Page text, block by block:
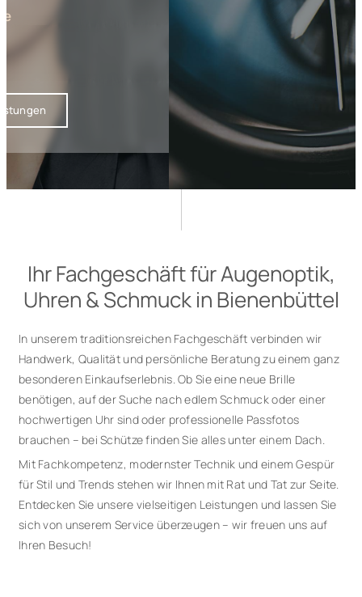
Kontakt Unsere Leistungen
Ihr Fachgeschäft für Augenoptik,
Uhren & Schmuck in Bienenbüttel
In unserem traditionsreichen Fachgeschäft verbinden wir
Handwerk, Qualität und persönliche Beratung zu einem ganz
besonderen Einkaufserlebnis. Ob Sie eine neue Brille
benötigen, auf der Suche nach edlem Schmuck oder einer
hochwertigen Uhr sind oder professionelle Passfotos
brauchen – bei Schütze finden Sie alles unter einem Dach.
Mit Fachkompetenz, modernster Technik und einem Gespür
für Stil und Trends stehen wir Ihnen mit Rat und Tat zur Seite.
Entdecken Sie unsere vielseitigen Leistungen und lassen Sie
sich von unserem Service überzeugen – wir freuen uns auf
Ihren Besuch!